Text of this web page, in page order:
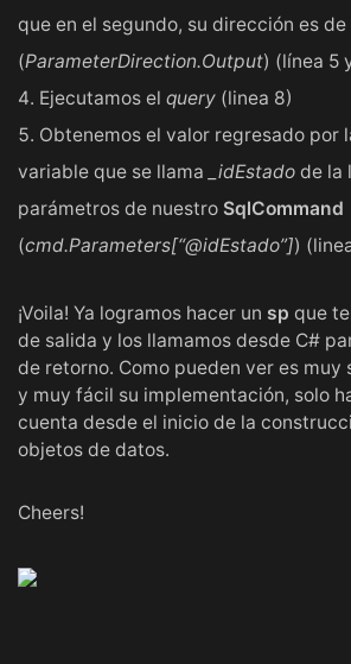
que en el segundo, su dirección es de
(ParameterDirection.Output) (línea 5
Ejecutamos el query (linea 8)
Obtenemos el valor regresado por
variable que se llama
_idEstado de la
parámetros de nuestro SqlCommand
(cmd.Parameters[“@idEstado”])
¡Voila! Ya logramos hacer un sp que
de salida y los llamamos desde C#
de retorno. Como pueden ver es muy
y muy fácil su implementación, solo
cuenta desde el inicio de la
objetos de datos.
Cheers!